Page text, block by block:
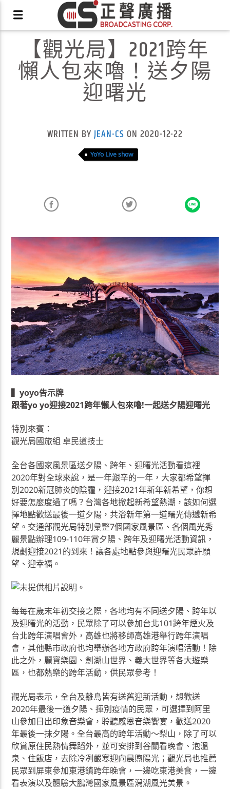
【觀光局】2021跨年
懶人包來嚕！送夕陽
迎曙光
WRITTEN BYJEAN-CS ON 2020-12-22
YoYo Live show
▍yoyo告示牌
跟著yo yo迎接2021跨年懶人包來嚕!一起送夕陽迎曙光
特別來賓：
觀光局國旅組 卓民道技士
全台各國家風景區送夕陽、跨年、迎曙光活動看這裡
2020年對全球來說，是一年艱辛的一年，大家都希望揮
別2020新冠肺炎的陰霾，迎接2021年新年新希望，你想
好要怎麼度過了嗎？台灣各地掀起新希望熱潮，該如何選
擇地點歡送最後一道夕陽，共浴新年第一道曙光傳遞新希
望。交通部觀光局特別彙整7個國家風景區、各個風光秀
麗景點辦理109-110年賞夕陽、跨年及迎曙光活動資訊，
規劃迎接2021的到來！讓各處地點參與迎曙光民眾許願
望、迎幸福。
每每在歲末年初交接之際，各地均有不同送夕陽、跨年以
及迎曙光的活動，民眾除了可以參加台北101跨年煙火及
台北跨年演唱會外，高雄也將移師高雄港舉行跨年演唱
會，其他縣市政府也均舉辦各地方政府跨年演唱活動！除
此之外，麗寶樂園、劍湖山世界、義大世界等各大遊樂
區，也都熱樂的跨年活動，供民眾參考！
觀光局表示，全台及離島皆有送舊迎新活動，想歡送
2020年最後一道夕陽、揮別疫情的民眾，可選擇到阿里
山參加日出印象音樂會，聆聽感恩音樂饗宴，歡送2020
年最後一抹夕陽。全台最高的跨年活動〜梨山，除了可以
欣賞原住民熱情舞蹈外，並可安排到谷關看晚會、泡溫
泉、住飯店，去除冷冽嚴寒迎向晨煦陽光；觀光局也推薦
民眾到屏東參加東港鎮跨年晚會，一邊吃東港美食，一邊
看表演以及體驗大鵬灣國家風景區潟湖風光美景。